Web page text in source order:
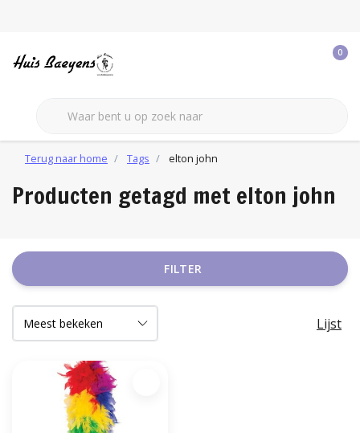
0
Terug naar home Tags elton john
Producten getagd met elton john
FILTER
Lijst